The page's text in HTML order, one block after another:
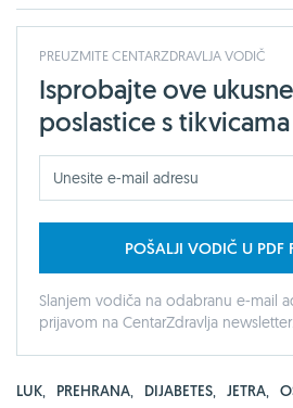
PREUZMITE CENTARZDRAVLJA VODIČ
Isprobajte ove
poslastice s tikvicama
POŠALJI VODIČ U PDF
Slanjem vodiča na odabranu e-mail
prijavom na CentarZdravlja newsletter.
LUK, PREHRANA, DIJABETES, JETRA,